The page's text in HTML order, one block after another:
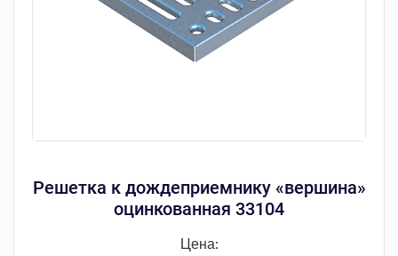
Решетка к дождеприемнику «вершина»
оцинкованная 33104
Цена: